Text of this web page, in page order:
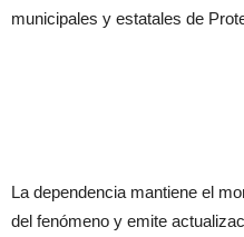
municipales y estatales de
La dependencia mantiene el
del fenómeno y emite